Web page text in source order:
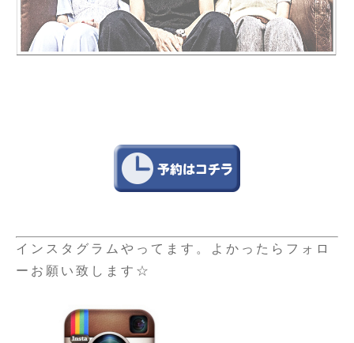
インスタグラムやってます。よかったらフォロ
ーお願い致します☆